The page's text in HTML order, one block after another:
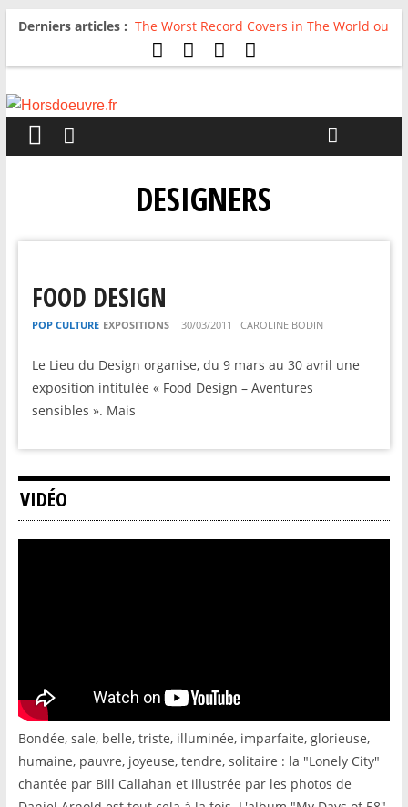
Derniers articles : The Worst Record Covers in The World ou
Comment rire du pire
Avril 2026 : C’est dans les vieux pots
For The First Time, Again : Tyler Ballgame
DESIGNERS
FOOD DESIGN
POP CULTURE EXPOSITIONS 30/03/2011 CAROLINE BODIN
Le Lieu du Design organise, du 9 mars au 30 avril une
exposition intitulée « Food Design – Aventures
sensibles ». Mais
VIDÉO
Bondée, sale, belle, triste, illuminée, imparfaite, glorieuse,
humaine, pauvre, joyeuse, tendre, solitaire : la "Lonely City"
chantée par Bill Callahan et illustrée par les photos de